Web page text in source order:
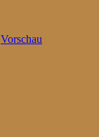
Vorschau